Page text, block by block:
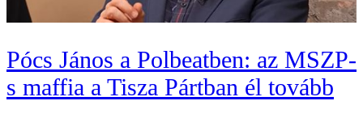
Pócs János a Polbeatben: az MSZP-
s maffia a Tisza Pártban él tovább